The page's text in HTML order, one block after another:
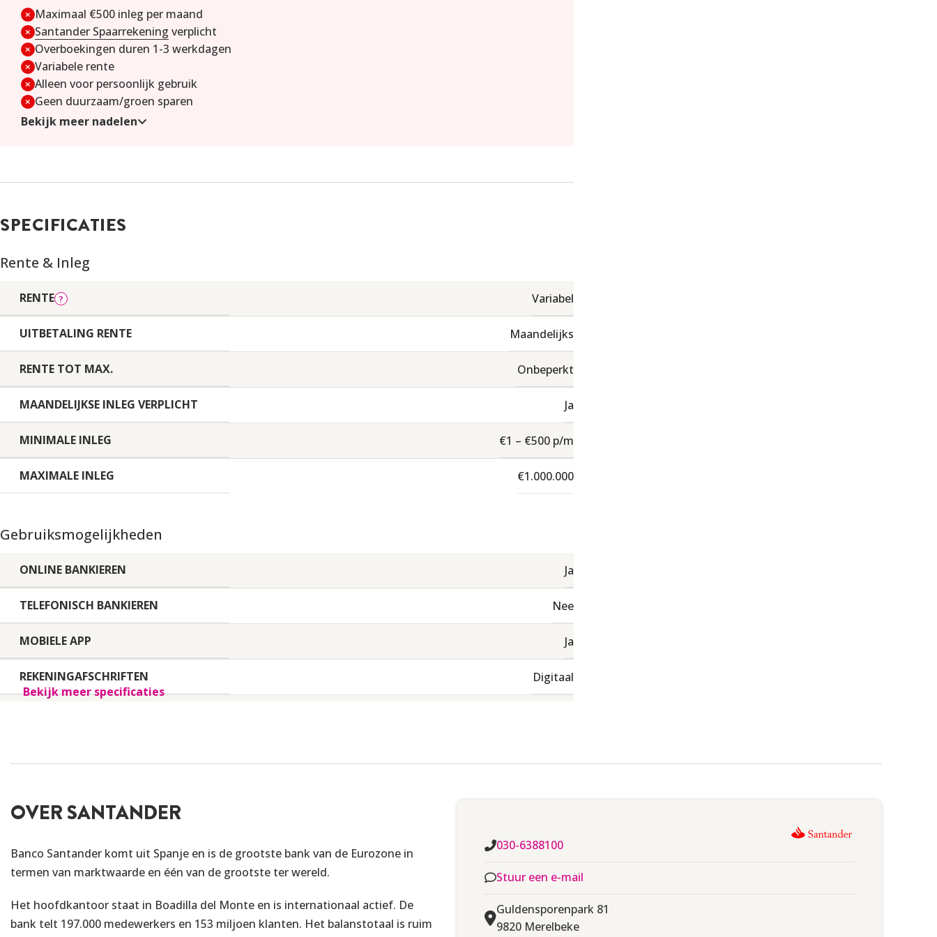
Maximaal €500 inleg per maand
Santander Spaarrekening verplicht
Overboekingen duren 1-3 werkdagen
Variabele rente
Alleen voor persoonlijk gebruik
Geen duurzaam/groen sparen
Bekijk meer nadelen
SPECIFICATIES
Rente & Inleg
RENTE Variabel
UITBETALING RENTE Maandelijks
RENTE TOT MAX. Onbeperkt
MAANDELIJKSE INLEG VERPLICHT Ja
MINIMALE INLEG €1 – €500 p/m
MAXIMALE INLEG €1.000.000
Gebruiksmogelijkheden
ONLINE BANKIEREN Ja
TELEFONISCH BANKIEREN Nee
MOBIELE APP Ja
REKENINGAFSCHRIFTEN Digitaal
Bankinformatie
Spaans
LAND VAN HERKOMST Spanje (A)
BANKVERGUNNING Santander Consumer Finance SA
Bekijk meer specificaties
OVER SANTANDER
Banco Santander komt uit Spanje en is de grootste bank van de Eurozone in
termen van marktwaarde en één van de grootste ter wereld.
Het hoofdkantoor staat in Boadilla del Monte en is internationaal actief. De
bank telt 197.000 medewerkers en 153 miljoen klanten. Het balanstotaal is ruim
030-6388100
Stuur een e-mail
Guldensporenpark 81
9820 Merelbeke